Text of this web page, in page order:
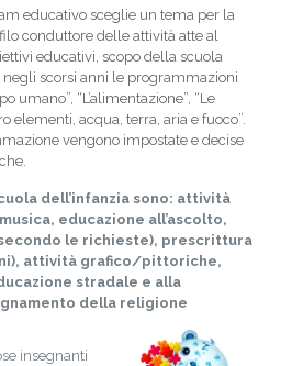
educativo sceglie un tema per la
conduttore delle attività atte al
educativi, scopo della scuola
negli scorsi anni le programmazioni
umano”, “L’alimentazione”, “Le
elementi, acqua, terra, aria e fuoco”.
vengono impostate e decise
dell’infanzia sono: attività
educazione all’ascolto,
le richieste), prescrittura
attività grafico/pittoriche,
stradale e alla
della religione
insegnanti